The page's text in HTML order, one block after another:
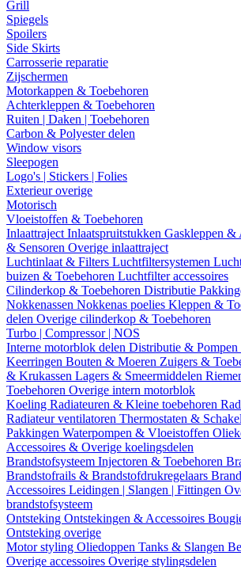
Grill
Spiegels
Spoilers
Side Skirts
Carrosserie reparatie
Zijschermen
Motorkappen & Toebehoren
Achterkleppen & Toebehoren
Ruiten | Daken | Toebehoren
Carbon & Polyester delen
Window visors
Sleepogen
Logo's | Stickers | Folies
Exterieur overige
Motorisch
Vloeistoffen & Toebehoren
Inlaattraject Inlaatspruitstukken Gaskleppen &
& Sensoren Overige inlaattraject
Luchtinlaat & Filters Luchtfiltersystemen
buizen & Toebehoren Luchtfilter accessoires
Cilinderkop & Toebehoren Distributie
Nokkenassen Nokkenas poelies Kleppen &
delen Overige cilinderkop & Toebehoren
Turbo | Compressor | NOS
Interne motorblok delen Distributie & Pompen
Keerringen Bouten & Moeren Zuigers &
& Krukassen Lagers & Smeermiddelen
Toebehoren Overige intern motorblok
Koeling Radiateuren & Kleine toebehoren
Radiateur ventilatoren Thermostaten &
Pakkingen Waterpompen & Vloeistoffen
Accessoires & Overige koelingsdelen
Brandstofsysteem Injectoren & Toebehoren
Brandstofrails & Brandstofdrukregelaars
Accessoires Leidingen | Slangen | Fittingen
brandstofsysteem
Ontsteking Ontstekingen & Accessoires
Ontsteking overige
Motor styling Oliedoppen Tanks & Slangen
Overige accessoires Overige stylingsdelen